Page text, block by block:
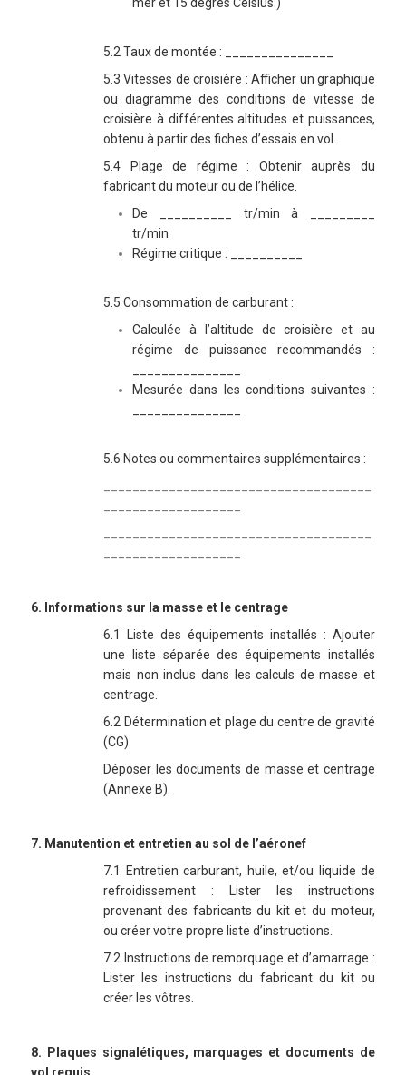
mer et 15 degrés Celsius.)
5.2 Taux de montée : _______________
5.3 Vitesses de croisière :Afficher un graphique
ou diagramme des conditions de vitesse de
croisière à différentes altitudes et puissances,
obtenu à partir des fiches d’essais en vol.
5.4 Plage de régime : Obtenir auprès du
fabricant du moteur ou de l’hélice.
De __________ tr/min à _________
tr/min
Régime critique : __________
5.5 Consommation de carburant :
Calculée à l’altitude de croisière et au
régime de puissance recommandés :
Mesurée dans les conditions suivantes :
5.6 Notes ou commentaires supplémentaires :
6. Informations sur la masse et le centrage
6.1 Liste des équipements installés : Ajouter
une liste séparée des équipements installés
mais non inclus dans les calculs de masse et
centrage.
6.2 Détermination et plage du centre de gravité
(CG)
Déposer les documents de masse et centrage
(Annexe B).
7. Manutention et entretien au sol de l’aéronef
7.1 Entretien carburant, huile, et/ou liquide de
refroidissement : Lister les instructions
provenant des fabricants du kit et du moteur,
ou créer votre propre liste d’instructions.
7.2 Instructions de remorquage et d’amarrage :
Lister les instructions du fabricant du kit ou
créer les vôtres.
8. Plaques signalétiques, marquages et documents de